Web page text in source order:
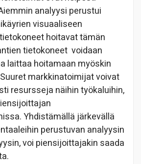
analyysi perustui
visuaaliseen
hoitavat tämän
tietokoneet voidaan
laittaa hoitamaan myöskin
markkinatoimijat voivat
resursseja näihin työkaluihin,
Yhdistämällä järkevällä
perustuvan analyysin
voi piensijoittajakin saada